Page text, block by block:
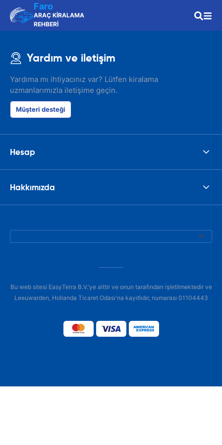
Faro
ARAÇ KİRALAMA
REHBERİ
Yardım ve iletişim
Yardıma mı ihtiyacınız var? Lütfen kiralama
uzmanlarımızla iletişime geçin.
Müşteri desteği
Hesap
Hakkımızda
Bu web sitesi EasyTerra B.V.'ye aittir ve onun tarafından işletilmektedir ve
Leeuwarden, Hollanda Ticaret Odası'na kayıtlıdır, numarası 01104443